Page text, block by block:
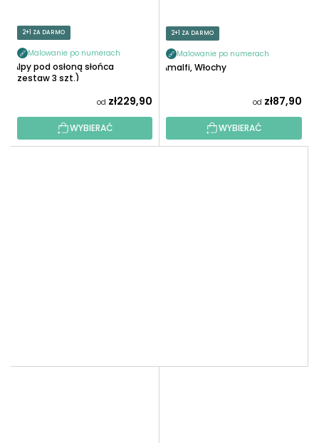
2+1 ZA DARMO
Malowanie po numerach
Alpy pod osłoną słońca
(zestaw 3 szt.)
od zł229,90
WYBIERAĆ
2+1 ZA DARMO
Malowanie po numerach
Amalfi, Włochy
od zł87,90
WYBIERAĆ